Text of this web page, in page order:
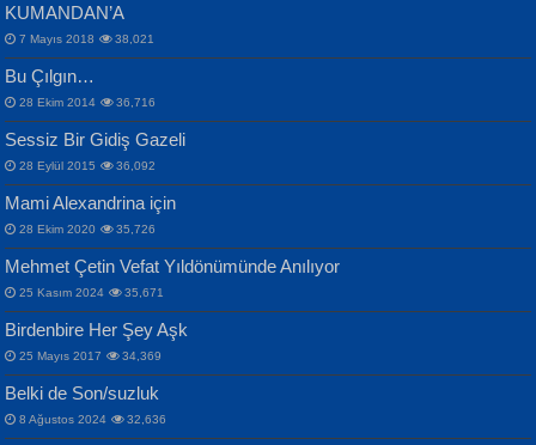
İPEK ACAR SERT
Gazze’nin Şecaati, Ümmetin İmtihanı...
MAHMUT GÜRBÜZ
İbrahim Olmak ve Bitirebilmek...
Selahattin Yıldız
İdrakimle Üşürken...
Songül Özel
Mahzen...
ERDEM BAYAZIT
Sana, Bana, Vatanıma, Ülkemin
İnsanlarına Dair...
NAZIM HİKMET RAN
Bir Cezaevinde, Tecritteki Adamın
Mektupları...
KUMANDAN’A
7 Mayıs 2018 38,021
Bu Çılgın…
28 Ekim 2014 36,716
Sessiz Bir Gidiş Gazeli
28 Eylül 2015 36,092
Mami Alexandrina için
28 Ekim 2020 35,726
Mehmet Çetin Vefat Yıldönümünde Anılıyor
25 Kasım 2024 35,671
Birdenbire Her Şey Aşk
25 Mayıs 2017 34,369
Belki de Son/suzluk
8 Ağustos 2024 32,636